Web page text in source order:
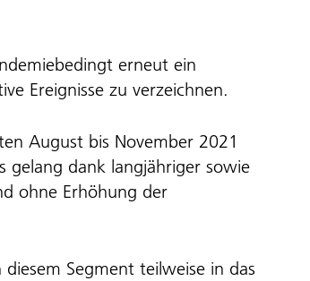
erneut ein
Ereignisse zu verzeichnen.
August bis November 2021
gelang dank langjähriger sowie
ohne Erhöhung der
Segment teilweise in das